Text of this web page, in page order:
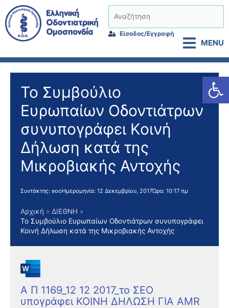
Μετάβαση
στο
περιεχόμενο
Είσοδος/Εγγραφή
MENU
Το Συμβούλιο
Ευρωπαίων Οδοντιάτρων
συνυπογράφει Κοινή
Δήλωση κατά της
Μικροβιακής Αντοχής
Συντάκτης: eooΗμερομηνία: 12 Δεκεμβρίου, 2017Ώρα: 10:17 πμ
Αρχική
ΔΙΕΘΝΗ
Το Συμβούλιο Ευρωπαίων Οδοντιάτρων συνυπογράφει
Κοινή Δήλωση κατά της Μικροβιακής Αντοχής
Α Π 1169_12 12 2017_το ΣΕΟ
υπογράφει ΚΟΙΝΗ ΔΗΛΩΣΗ ΓΙΑ ΑΜR